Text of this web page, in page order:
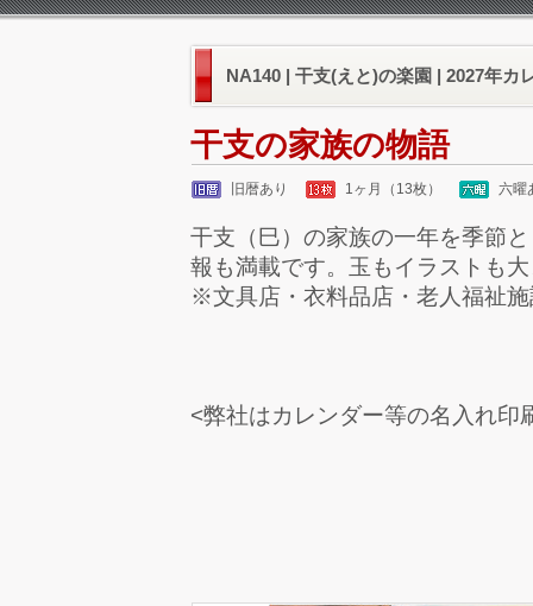
NA140 | 干支(えと)の楽園 | 2027年カ
干支の家族の物語
旧暦あり 1ヶ月（13枚） 六曜
干支（巳）の家族の一年を季節
報も満載です。玉もイラストも
※文具店・衣料品店・老人福祉
<弊社はカレンダー等の名入れ印